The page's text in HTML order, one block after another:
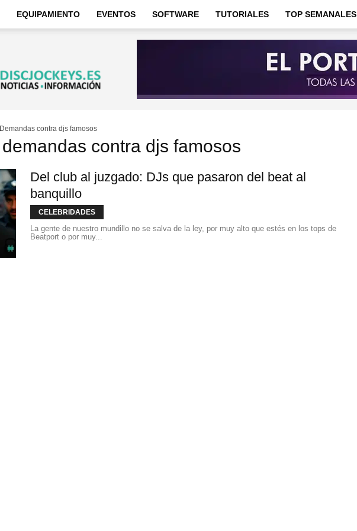
EQUIPAMIENTO EVENTOS SOFTWARE TUTORIALES TOP SEMANALES
Demandas contra djs famosos
contra djs famosos
Del club al juzgado: DJs que pasaron del beat al
banquillo
CELEBRIDADES
La gente de nuestro mundillo no se salva de la ley, por muy alto que estés en los tops de
Beatport o por muy...